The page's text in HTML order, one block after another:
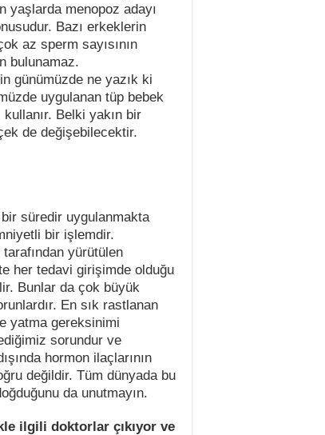
yaşlarda menopoz adayı
Bazı erkeklerin
az sperm sayısının
bulunamaz.
günümüzde ne yazık ki
uygulanan tüp bebek
Belki yakın bir
de değişebilecektir.
süredir uygulanmakta
bir işlemdir.
yürütülen
her tedavi girişimde olduğu
Bunlar da çok büyük
En sık rastlanan
yatma gereksinimi
sorundur ve
hormon ilaçlarının
değildir. Tüm dünyada bu
da unutmayın.
ilgili doktorlar çıkıyor ve